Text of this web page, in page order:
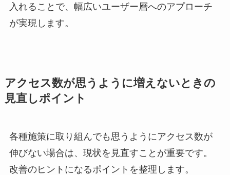
入れることで、幅広いユーザー層へのアプローチ
が実現します。
アクセス数が思うように増えないときの
見直しポイント
各種施策に取り組んでも思うようにアクセス数が
伸びない場合は、現状を見直すことが重要です。
改善のヒントになるポイントを整理します。